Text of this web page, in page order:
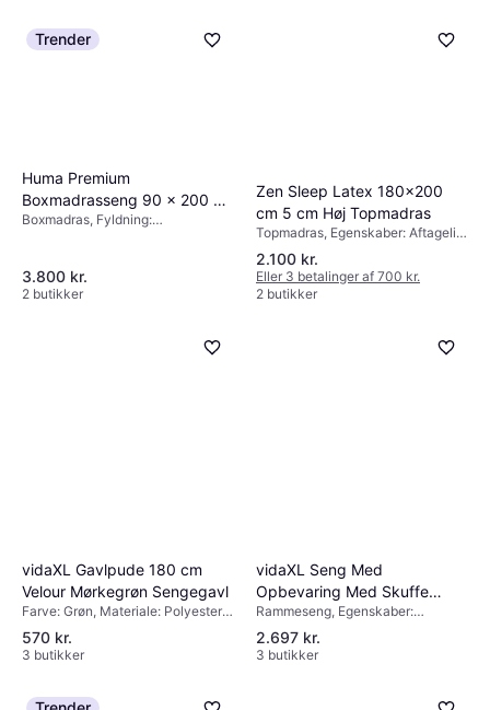
Trender
Huma Premium
Boxmadrasseng 90 x 200 cm
Boxmadras
Boxmadras, Fyldning:
3.800 kr.
2 butikker
Zen Sleep Latex 180x200
cm 5 cm Høj Topmadras
Topmadras, Egenskaber: Aftageligt
stof, Farve: Hvid, Fyldning: Latex,
Materiale: Polyester,
Madrastykkelse: 5cm
2.100 kr.
Eller 3 betalinger af 700 kr.
2 butikker
vidaXL Gavlpude 180 cm
Velour Mørkegrøn Sengegavl
Farve: Grøn, Materiale: Polyester,
Stof
570 kr.
3 butikker
vidaXL Seng Med
Opbevaring Med Skuffe
Artisan Eg 120 x 200 cm
Melamin Rammeseng
Rammeseng, Egenskaber:
Indbygget opbevaring, Farve:
Brun, Naturfarvet, Materiale: Fyr,
Træ
2.697 kr.
3 butikker